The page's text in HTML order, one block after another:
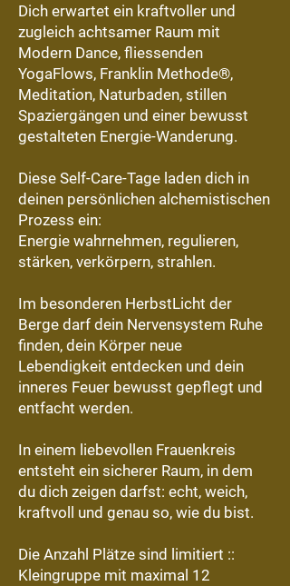
Dich erwartet ein kraftvoller und
zugleich achtsamer Raum mit
Modern Dance, fliessenden
YogaFlows, Franklin Methode®,
Meditation, Naturbaden, stillen
Spaziergängen und einer bewusst
gestalteten Energie-Wanderung.
Diese Self-Care-Tage laden dich in
deinen persönlichen alchemistischen
Prozess ein:
Energie wahrnehmen, regulieren,
stärken, verkörpern, strahlen.
Im besonderen HerbstLicht der
Berge darf dein Nervensystem Ruhe
finden, dein Körper neue
Lebendigkeit entdecken und dein
inneres Feuer bewusst gepflegt und
entfacht werden.
In einem liebevollen Frauenkreis
entsteht ein sicherer Raum, in dem
du dich zeigen darfst: echt, weich,
kraftvoll und genau so, wie du bist.
Die Anzahl Plätze sind limitiert ::
Kleingruppe mit maximal 12